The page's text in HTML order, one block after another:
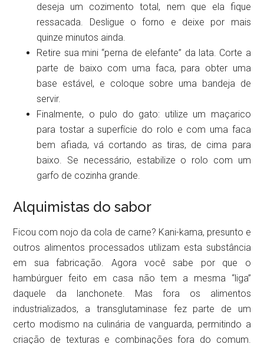
deseja um cozimento total, nem que ela fique
ressacada. Desligue o forno e deixe por mais
quinze minutos ainda.
Retire sua mini “perna de elefante” da lata. Corte a
parte de baixo com uma faca, para obter uma
base estável, e coloque sobre uma bandeja de
servir.
Finalmente, o pulo do gato: utilize um maçarico
para tostar a superfície do rolo e com uma faca
bem afiada, vá cortando as tiras, de cima para
baixo. Se necessário, estabilize o rolo com um
garfo de cozinha grande.
Alquimistas do sabor
Ficou com nojo da cola de carne? Kani-kama, presunto e
outros alimentos processados utilizam esta substância
em sua fabricação. Agora você sabe por que o
hambúrguer feito em casa não tem a mesma “liga”
daquele da lanchonete. Mas fora os alimentos
industrializados, a transglutaminase fez parte de um
certo modismo na culinária de vanguarda, permitindo a
criação de texturas e combinações fora do comum.